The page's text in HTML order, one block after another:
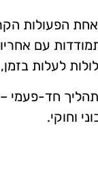
הפעולות
עם
לעלות
חד-פעמי
וחוקי.